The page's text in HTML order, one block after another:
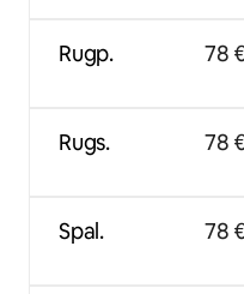
Rugp.
Rugs.
Spal.
78
78
78